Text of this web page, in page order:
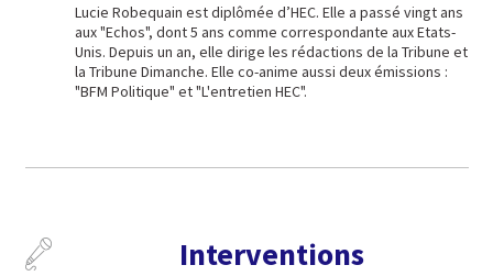
Lucie Robequain est diplômée d’HEC. Elle a passé vingt ans
aux "Echos", dont 5 ans comme correspondante aux Etats-
Unis. Depuis un an, elle dirige les rédactions de la Tribune et
la Tribune Dimanche. Elle co-anime aussi deux émissions :
"BFM Politique" et "L'entretien HEC".
Interventions